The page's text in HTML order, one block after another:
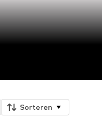
Sorteren